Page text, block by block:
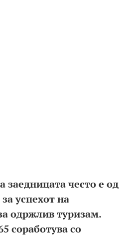
заедницата често е од
успехот на
одржлив туризам.
соработува со